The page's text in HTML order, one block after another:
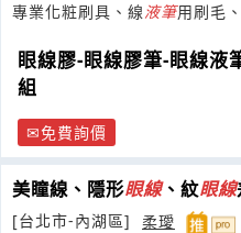
專業化粧刷具、線液筆用刷毛
眼線膠-眼線膠筆-眼線液
組
免費詢價
美瞳線、隱形眼線、紋眼線
[台北市-內湖區]
柔璦